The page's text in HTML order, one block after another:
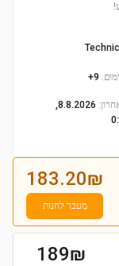
Technic
:
9+
:
8.8.2026,
183.20₪
מעבר לחנות
189₪